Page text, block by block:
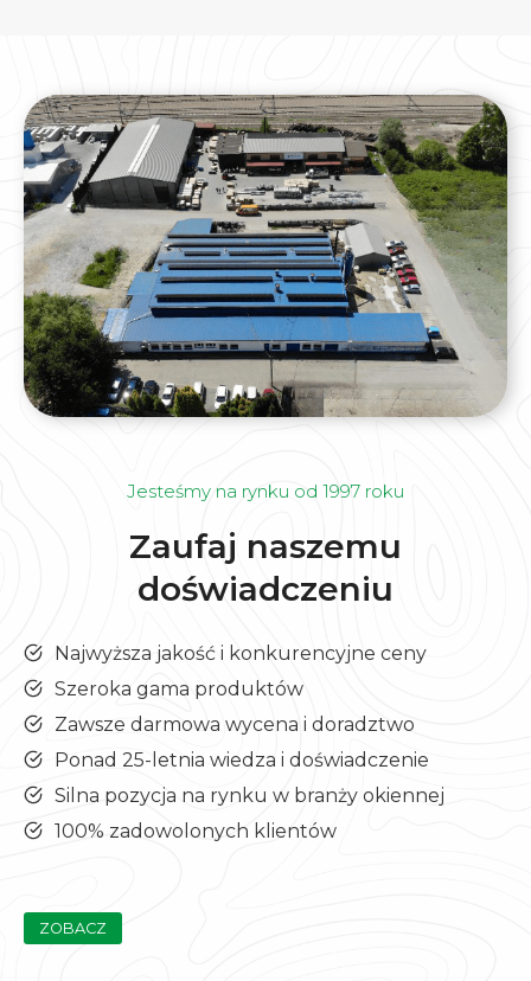
Jesteśmy na rynku od 1997 roku
Zaufaj naszemu
doświadczeniu
Najwyższa jakość i konkurencyjne ceny
Szeroka gama produktów
Zawsze darmowa wycena i doradztwo
Ponad 25-letnia wiedza i doświadczenie
Silna pozycja na rynku w branży okiennej
100% zadowolonych klientów
ZOBACZ